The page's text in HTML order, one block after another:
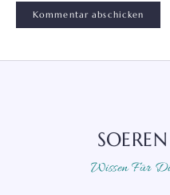
Wissen Für